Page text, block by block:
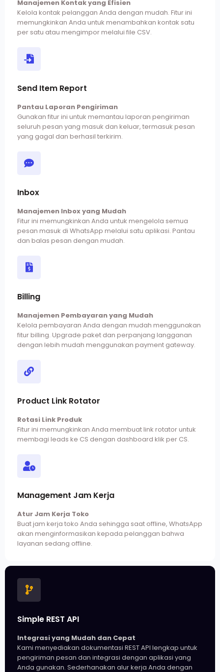
Manajemen Kontak yang Efisien
Kelola kontak pelanggan Anda dengan mudah. Fitur ini
memungkinkan Anda untuk menambahkan kontak satu
per satu atau mengimpor melalui file CSV.
Send Item Report
Pantau Laporan Pengiriman
Gunakan fitur ini untuk memantau laporan pengiriman
seluruh pesan yang masuk dan keluar, termasuk pesan
yang gagal dan berhasil terkirim.
Inbox
Manajemen Inbox yang Mudah
Fitur ini memungkinkan Anda untuk mengelola semua
pesan masuk di WhatsApp melalui satu aplikasi. Pantau
dan balas pesan dengan mudah.
Billing
Manajemen Pembayaran yang Mudah
Kelola pembayaran Anda dengan mudah menggunakan
fitur billing. Upgrade paket dan perpanjang langganan
dengan lebih mudah menggunakan payment gateway.
Product Link Rotator
Rotasi Link Produk
Fitur ini memungkinkan Anda membuat link rotator untuk
membagi leads ke CS dengan dashboard klik per CS.
Management Jam Kerja
Atur Jam Kerja Toko
Buat jam kerja toko Anda sehingga saat offline, WhatsApp
akan menginformasikan kepada pelanggan bahwa
layanan sedang offline.
Simple REST API
Integrasi yang Mudah dan Cepat
Kami menyediakan dokumentasi REST API lengkap untuk
pengiriman pesan dan integrasi dengan aplikasi yang
Anda gunakan. Sederhanakan alur kerja Anda dengan